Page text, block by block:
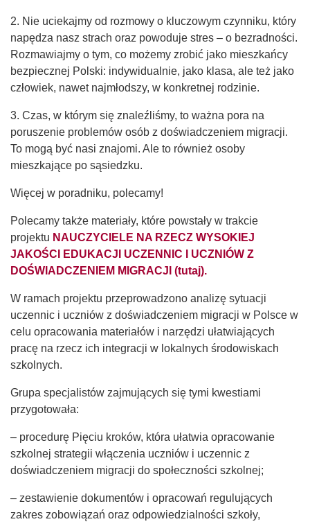
2. Nie uciekajmy od rozmowy o kluczowym czynniku, który
napędza nasz strach oraz powoduje stres – o bezradności.
Rozmawiajmy o tym, co możemy zrobić jako mieszkańcy
bezpiecznej Polski: indywidualnie, jako klasa, ale też jako
człowiek, nawet najmłodszy, w konkretnej rodzinie.
3. Czas, w którym się znaleźliśmy, to ważna pora na
poruszenie problemów osób z doświadczeniem migracji.
To mogą być nasi znajomi. Ale to również osoby
mieszkające po sąsiedzku.
Więcej w poradniku, polecamy!
Polecamy także materiały, które powstały w trakcie
projektu NAUCZYCIELE NA RZECZ WYSOKIEJ
JAKOŚCI EDUKACJI UCZENNIC I UCZNIÓW Z
DOŚWIADCZENIEM MIGRACJI (tutaj).
W ramach projektu przeprowadzono analizę sytuacji
uczennic i uczniów z doświadczeniem migracji w Polsce w
celu opracowania materiałów i narzędzi ułatwiających
pracę na rzecz ich integracji w lokalnych środowiskach
szkolnych.
Grupa specjalistów zajmujących się tymi kwestiami
przygotowała:
– procedurę Pięciu kroków, która ułatwia opracowanie
szkolnej strategii włączenia uczniów i uczennic z
doświadczeniem migracji do społeczności szkolnej;
– zestawienie dokumentów i opracowań regulujących
zakres zo­bowiązań oraz odpowiedzialności szkoły,